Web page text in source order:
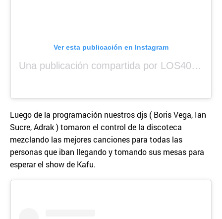
Ver esta publicación en Instagram
Una publicación compartida por LOS40 Panamá (@los40panama)
Luego de la programación nuestros djs ( Boris Vega, Ian
Sucre, Adrak ) tomaron el control de la discoteca
mezclando las mejores canciones para todas las
personas que iban llegando y tomando sus mesas para
esperar el show de Kafu.